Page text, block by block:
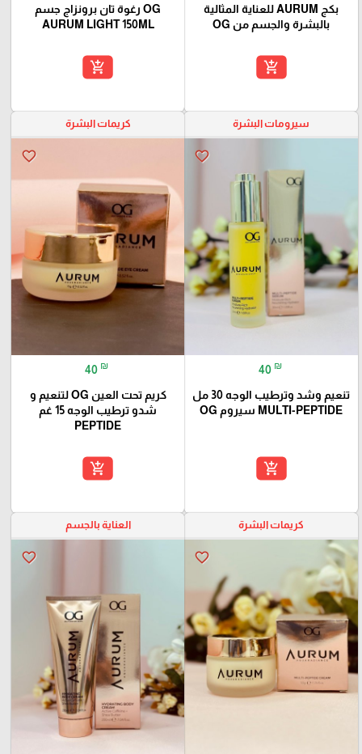
بكج AURUM للعناية المثالية
بالبشرة والجسم من OG
add_shopping_cart
OG رغوة تان برونزاج جسم
AURUM LIGHT 150ML
add_shopping_cart
سيرومات البشرة
favorite_border
40 ₪
تنعيم وشد وترطيب الوجه 30 مل
MULTI-PEPTIDE سيروم OG
add_shopping_cart
كريمات البشرة
favorite_border
40 ₪
كريم تحت العين OG لتنعيم و
شدو ترطيب الوجه 15 غم
PEPTIDE
add_shopping_cart
كريمات البشرة
favorite_border
العناية بالجسم
favorite_border